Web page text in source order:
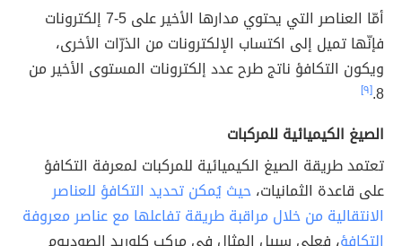
أمّا العناصر التي يحتوي مدارها الأخير على 5-7 إلكترونات
فإنّها تميل إلى اكتساب الإلكترونات من الذرّات الأخرى،
ويكون التكافؤ ناتج طرح عدد إلكترونات المستوى الأخير من
8.[٩]
الصيغ الكيميائية للمركبات
تعتمد طريقة الصيغ الكيميائية للمركبات لمعرفة التكافؤ
على قاعدة الثمانيات،حيث يُمكن تحديد التكافؤ للعناصر
الانتقالية من خلال مراقبة طريقة تفاعلها مع عناصر معروفة